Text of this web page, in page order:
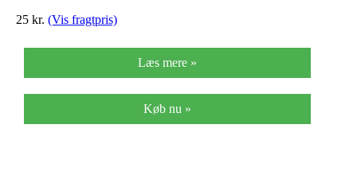
25 kr. (Vis fragtpris)
Læs mere »
Køb nu »